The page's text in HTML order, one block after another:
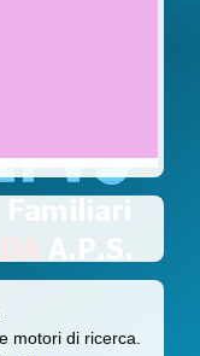
motori di ricerca.